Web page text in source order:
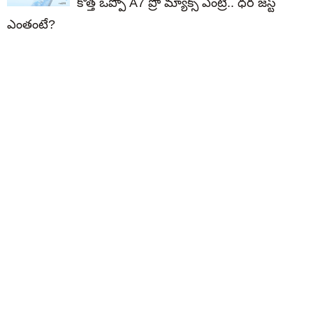
కొత్త ఒప్పో A7 ప్రో మ్యాక్స్ ఎంట్రీ.. ధర జస్ట్
ఎంతంటే?